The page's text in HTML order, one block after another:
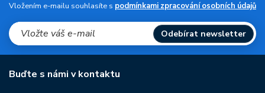
Vložením e-mailu souhlasíte s podmínkami zpracování osobních údajů
Odebírat newsletter
Buďte s námi v kontaktu